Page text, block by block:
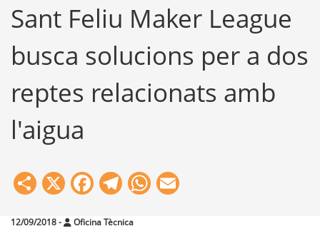
Eines
Sant Feliu Maker League
busca solucions per a dos
reptes relacionats amb
l'aigua
Share
X Facebook
Telegram
WhatsApp
12/09/2018- Oficina Tècnica